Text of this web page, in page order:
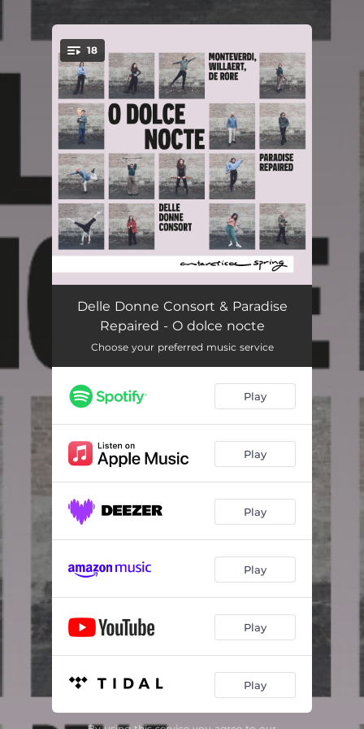
You're all set!
18
O dolce nocte
Mentre, lumi Maggior del secol nostro
Io amai sempre, et amo forte anchora --
Tirsi Morir Volea
Ancor che col partire --
Madonna mia famme --
Amor, ben mi credevo --
Luci serene e chiare, SV 81 --
Si ch’io vorrei morire, SV 89
Cruda Amarilli --
Mentre che ‘l cor (Prima parte)
Quel foco è morto (Seconda parte)
Delle Donne Consort & Paradise
Repaired - O dolce nocte
Choose your preferred music service
Play
Play
Play
Play
Play
Play